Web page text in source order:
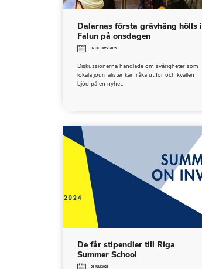
Dalarnas första grävhäng hölls i
Falun på onsdagen
09 OKTOBER 2025
Diskussionerna handlade om svårigheter som
lokala journalister kan råka ut för och kvällen
bjöd på en nyhet.
De får stipendier till Riga
Summer School
05 JULI 2025